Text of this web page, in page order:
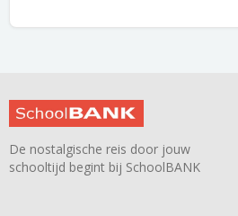
De nostalgische reis door jouw
schooltijd begint bij SchoolBANK